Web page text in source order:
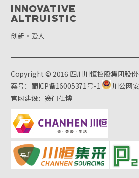
Innovative
Altruistic
创新·爱人
Copyright © 2016 四川川恒控股集团股
案号：蜀ICP备16005371号-1
川公网
官网建设：赛门仕博